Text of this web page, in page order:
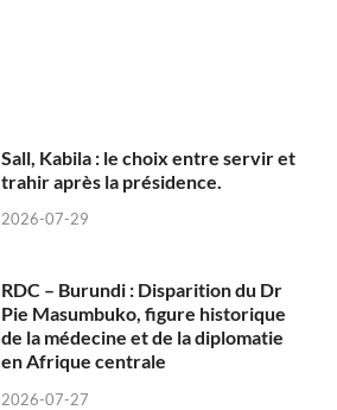
Sall, Kabila : le choix entre servir et
trahir après la présidence.
2026-07-29
RDC – Burundi : Disparition du Dr
Pie Masumbuko, figure historique
de la médecine et de la diplomatie
en Afrique centrale
2026-07-27